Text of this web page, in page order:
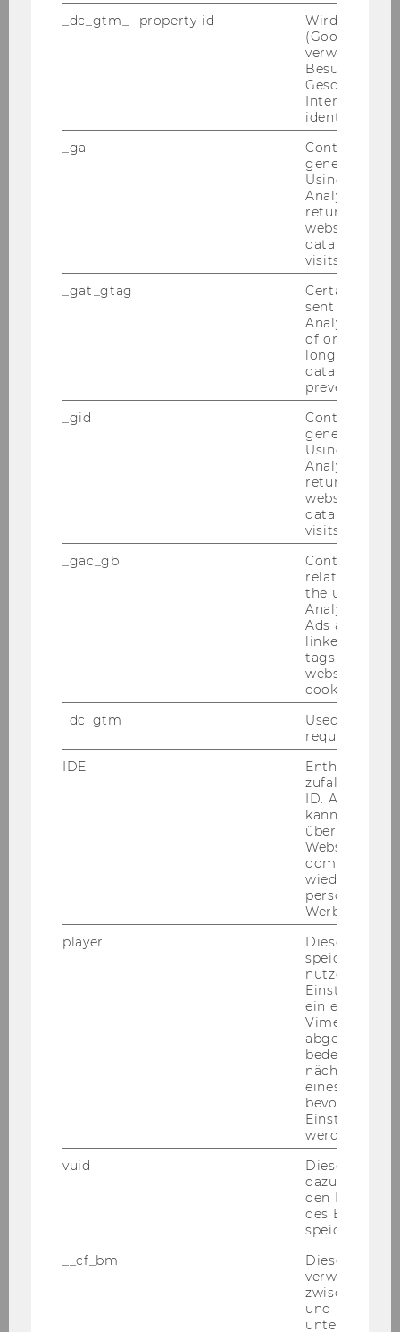
o. Univ.Prof. Dr. Renate
Universitätsprofessorin (emeritiert)
renate.rathmayr@wu.ac.at
Zlatoslava Savych, M.A.
Universitätsassistentin prae doc
zlatoslava.savych@wu.ac.at
Universitätsassistentin prae doc
_dc_gtm_--property-id--
Wird von
(Google Tag
verwendet,
Besucher
Geschlecht
Interessen zu
identifizieren.
_ga
Contains a
generated
Using this
Analytics can
returning
website and
data from
visits.
_gat_gtag
Certain data
sent to
Analytics a
of once per
long as it is
data
prevented.
_gid
Contains a
generated
Using this
Analytics can
returning
website and
data from
visits.
_gac_gb
Contains
related
the user. If
Analytics and
Ads accounts
linked, the
tags on the
website read
cookie.
_dc_gtm
Used to
request rate.
IDE
Enthält eine
ID. Anhand
kann Google
über
Websites
Werbung
player
Dieses Cookie
speichert
ein
Vimeo-Video
abgespielt
bedeutet,
nächsten
eines Vimeo-
bevorzugten
werden.
vuid
Dieser
dazu
den
des
speichern.
__cf_bm
Dieses
verwendet,
zwischen
und Bots zu